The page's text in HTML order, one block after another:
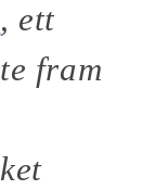
, ett
fram